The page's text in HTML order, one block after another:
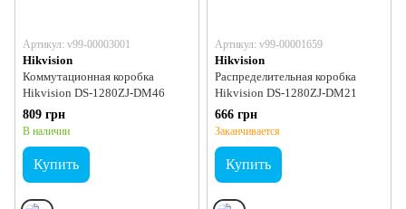
Артикул: v99-00003001
Hikvision
Коммутационная коробка
Hikvision DS-1280ZJ-DM46
809 грн
В наличии
Купить
Артикул: v99-00001659
Hikvision
Распределительная коробка
Hikvision DS-1280ZJ-DM21
666 грн
Заканчивается
Купить